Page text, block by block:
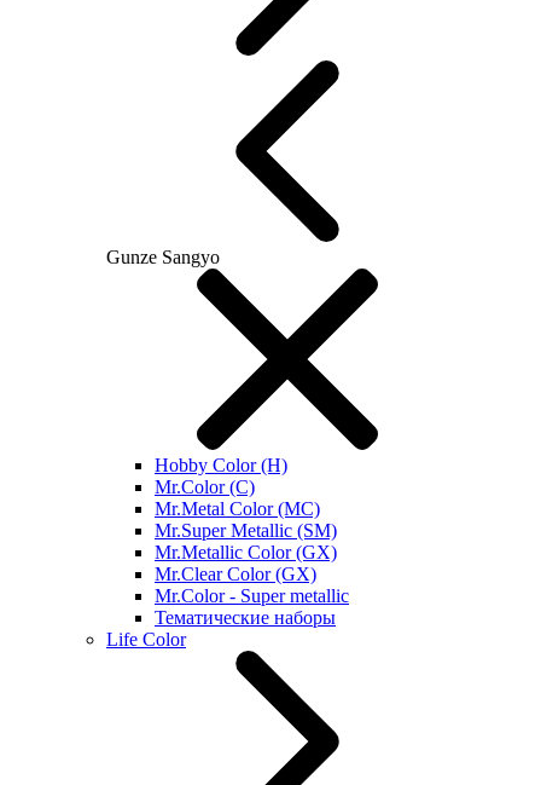
Gunze Sangyo
Hobby Color (H)
Mr.Color (C)
Mr.Metal Color (MC)
Mr.Super Metallic (SM)
Mr.Metallic Color (GX)
Mr.Clear Color (GX)
Mr.Color - Super metallic
Тематические наборы
Life Color